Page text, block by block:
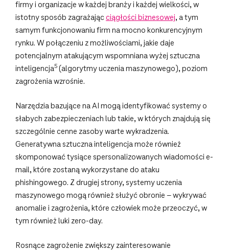
firmy i organizacje w każdej branży i każdej wielkości, w
istotny sposób zagrażając ciągłości biznesowej, a tym
samym funkcjonowaniu firm na mocno konkurencyjnym
rynku. W połączeniu z możliwościami, jakie daje
potencjalnym atakującym wspomniana wyżej sztuczna
inteligencja5 (algorytmy uczenia maszynowego), poziom
zagrożenia wzrośnie.
Narzędzia bazujące na AI mogą identyfikować systemy o
słabych zabezpieczeniach lub takie, w których znajdują się
szczególnie cenne zasoby warte wykradzenia.
Generatywna sztuczna inteligencja może również
skomponować tysiące spersonalizowanych wiadomości e-
mail, które zostaną wykorzystane do ataku
phishingowego. Z drugiej strony, systemy uczenia
maszynowego mogą również służyć obronie – wykrywać
anomalie i zagrożenia, które człowiek może przeoczyć, w
tym również luki zero-day.
Rosnące zagrożenie zwiększy zainteresowanie